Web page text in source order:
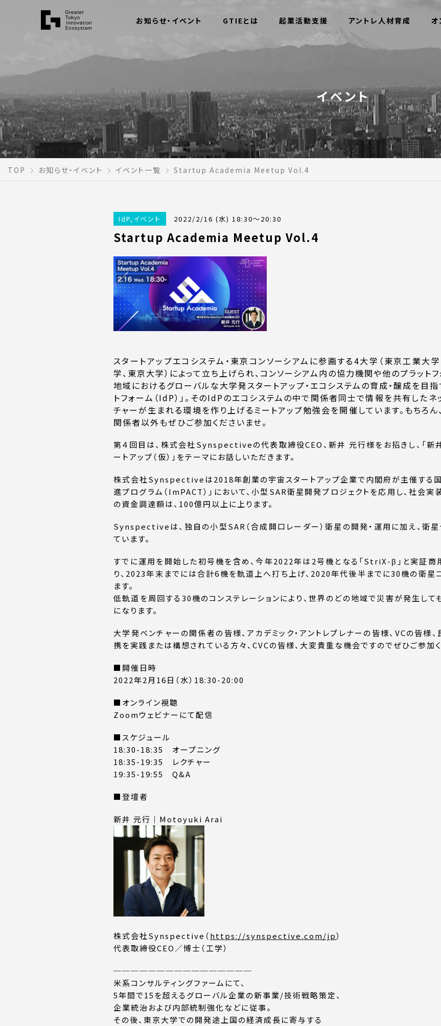
お知らせ・イベント GTIEとは 起業活動支援 アントレ人材育成 オ
イベント
TOP お知らせ・イベント イベント一覧 Startup Academia Meetup Vol.4
IdP, イベント 2022/2/16 (水) 18:30～20:30
Startup Academia Meetup Vol.4
スタートアップエコシステム・東京コンソーシアムに参画する4大学（東京工業大
学、東京大学）によって立ち上げられ、コンソーシアム内の協力機関や他のプラット
地域におけるグローバルな大学発スタートアップ・エコシステムの育成・醸成を目指
トフォーム（IdP）」。そのIdPのエコシステムの中で関係者同士で情報を共有した
チャーが生まれる環境を作り上げるミートアップ勉強会を開催しています。もちろ
関係者以外もぜひご参加くださいませ。
第４回目は、株式会社Synspectiveの代表取締役CEO、新井 元行様をお招きし、「新
ートアップ（仮）」をテーマにお話しいただきます。
株式会社Synspectiveは2018年創業の宇宙スタートアップ企業で内閣府が主催する国
進プログラム（ImPACT）」において、小型SAR衛星開発プロジェクトを応用し、社会実
の資金調達額は、100億円以上に上ります。
Synspectiveは、独自の小型SAR（合成開口レーダー）衛星の開発・運用に加え、衛星
ています。
すでに運用を開始した初号機を含め、今年2022年は2号機となる「StriX-β」と実証
り、2023年末までには合計6機を軌道上へ打ち上げ、2020年代後半までに30機の衛星
ます。
低軌道を周回する30機のコンステレーションにより、世界のどの地域で災害が発生して
になります。
大学発ベンチャーの関係者の皆様、アカデミック・アントレプレナーの皆様、VCの皆様
携を実践または構想されている方々、CVCの皆様、大変貴重な機会ですのでぜひご参加く
■開催日時
2022年2月16日（水）18:30-20:00
■オンライン視聴
Zoomウェビナーにて配信
■スケジュール
18:30-18:35 オープニング
18:35-19:35 レクチャー
19:35-19:55 Q&A
■登壇者
新井 元行｜Motoyuki Arai
株式会社Synspective（https://synspective.com/jp）
代表取締役CEO／博士（工学）
────────────────
米系コンサルティングファームにて、
5年間で15を超えるグローバル企業の新事業/技術戦略策定、
企業統治および内部統制強化などに従事。
その後、東京大学での開発途上国の経済成⻑に寄与する